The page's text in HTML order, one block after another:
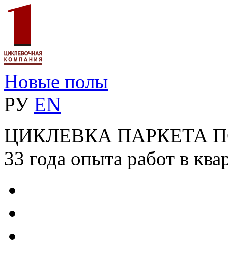
Новые полы
РУ EN
ЦИКЛЕВКА ПАРКЕТА
33 года опыта работ в